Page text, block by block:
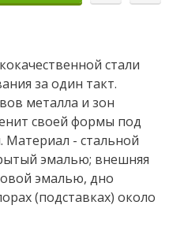
стали
за один такт.
металла и зон
своей формы под
Материал - стальной
эмалью; внешняя
эмалью, дно
(подставках) около